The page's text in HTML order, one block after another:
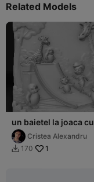
Related Models
un baietel la joaca cu
animaleCristea Alexandru
 170 1